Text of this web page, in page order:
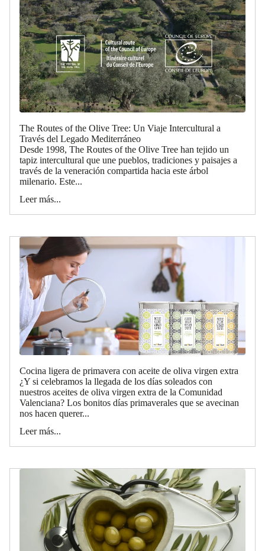
The Routes of the Olive Tree: Un Viaje Intercultural a
Través del Legado Mediterráneo
Desde 1998, The Routes of the Olive Tree han tejido un
tapiz intercultural que une pueblos, tradiciones y paisajes a
través de la veneración compartida hacia este árbol
milenario. Este...
Leer más...
Cocina ligera de primavera con aceite de oliva virgen extra
¿Y si celebramos la llegada de los días soleados con
nuestros aceites de oliva virgen extra de la Comunidad
Valenciana? Los bonitos días primaverales que se avecinan
nos hacen querer...
Leer más...